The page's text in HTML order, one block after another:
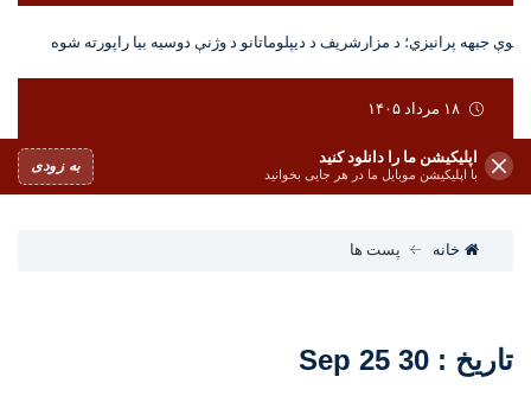
نوې جبهه پرانیزي؛ د مزارشریف د دیپلوماتانو د وژنې دوسیه بیا راپورته شوه
۱۸ مرداد ۱۴۰۵
اپلیکیشن ما را دانلود کنید
با اپلیکیشن موبایل ما در هر جایی بخوانید
به زودی
خانه پست ها
تاریخ : 30 Sep 25